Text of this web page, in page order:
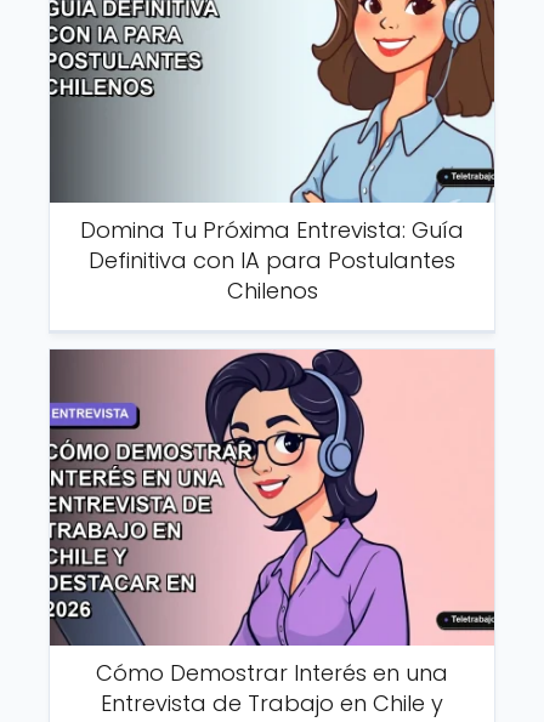
Domina Tu Próxima Entrevista: Guía
Definitiva con IA para Postulantes
Chilenos
Cómo Demostrar Interés en una
Entrevista de Trabajo en Chile y